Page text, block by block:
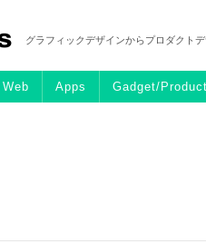
グラフィックデザインからプロダクト
Web Apps Gadget/Product